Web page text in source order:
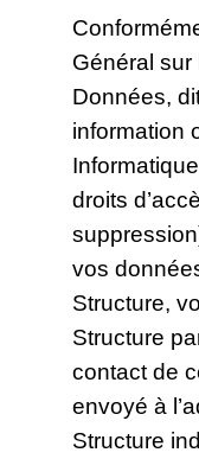
Général sur
Données,
information
droits
vos
Structure,
Structure
contact de
envoyé à
Structure